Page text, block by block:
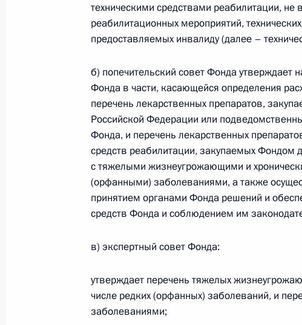
Совещание по социальным вопросам
5 января 2021 года, 18:10
Внесены изменения в
контрактной системы в сфере закупок
обеспечения государственных и
30 декабря 2020 года, 15:40
Приостановлено действие положения о
должностных окладов судей
Внесены изменения в законы о
30 декабря 2020 года, 10:15
техническими средствами реабилитации,
реабилитационных мероприятий,
предоставляемых инвалиду (далее –
б) попечительский совет Фонда
Фонда в части, касающейся определения
перечень лекарственных препаратов,
Российской Федерации или
Фонда, и перечень лекарственных
средств реабилитации, закупаемых
с тяжелыми жизнеугрожающими и
(орфанными) заболеваниями, а также
принятием органами Фонда решений и
средств Фонда и соблюдением им
в) экспертный совет Фонда:
утверждает перечень тяжелых
числе редких (орфанных) заболеваний, и
заболеваниями;